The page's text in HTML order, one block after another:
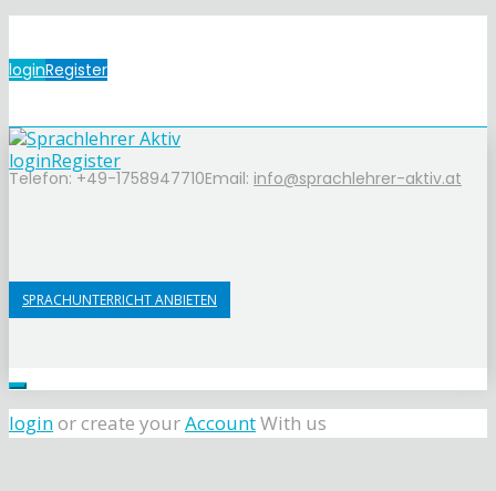
loginRegister
Telefon: +49-1758947710Email: info@sprachlehrer-aktiv.at
loginRegister
SPRACHUNTERRICHT ANBIETEN
loginor create yourAccountWith us